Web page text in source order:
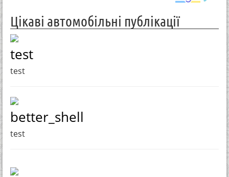
Цікаві автомобільні публікації
test
test
better_shell
test